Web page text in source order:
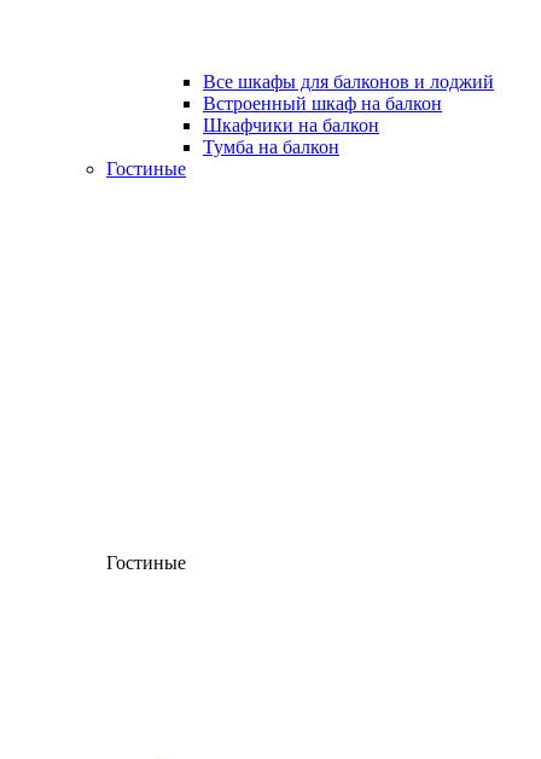
Все шкафы для балконов и лоджий
Встроенный шкаф на балкон
Шкафчики на балкон
Тумба на балкон
Гостиные
Гостиные